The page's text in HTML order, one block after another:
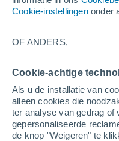
Cookie-instellingenonder
OF ANDERS,
Cookie-achtige
Als u de installatie van
alleen cookies die
ter analyse van gedrag of
gepersonaliseerde
de knop "Weigeren" te
Grafiek
00 03 06